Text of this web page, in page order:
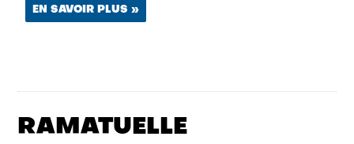
EN SAVOIR PLUS »
RAMATUELLE